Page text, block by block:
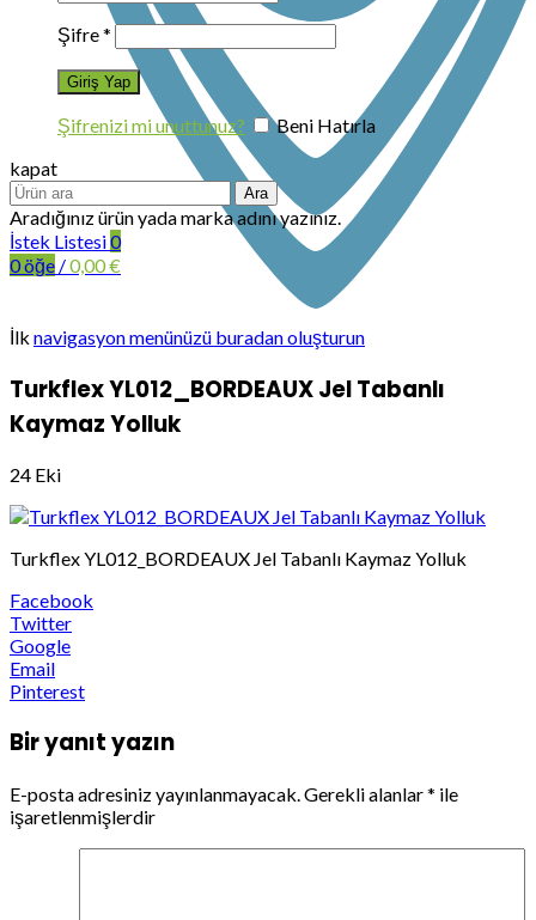
Şifre*
Şifrenizi mi unuttunuz?
Beni Hatırla
kapat
Ara
Aradığınız ürün yada marka adını yazınız.
İstek Listesi0
0öğe /0,00€
İlk navigasyon menünüzü buradan oluşturun
Turkflex YL012_BORDEAUX Jel Tabanlı
Kaymaz Yolluk
24 Eki
Turkflex YL012_BORDEAUX Jel Tabanlı Kaymaz Yolluk
Facebook
Twitter
Google
Email
Pinterest
Bir yanıt yazın
E-posta adresiniz yayınlanmayacak. Gerekli alanlar* ile
işaretlenmişlerdir